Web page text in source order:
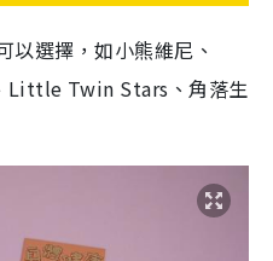
以選擇，如小熊維尼、
Little Twin Stars、角落生